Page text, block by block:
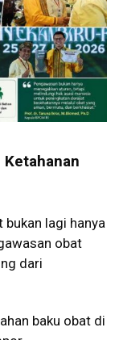
bukan lagi hanya
obat
dari
baku obat di